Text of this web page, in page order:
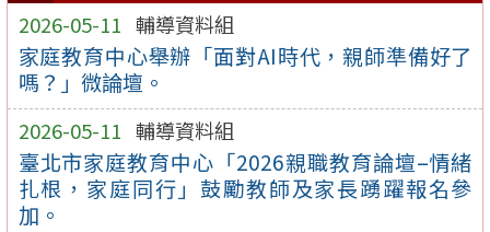
2026-05-11 輔導資料組
家庭教育中心舉辦「面對AI時代，親師準備好了
嗎？」微論壇。
2026-05-11 輔導資料組
臺北市家庭教育中心「2026親職教育論壇–情緒
扎根，家庭同行」鼓勵教師及家長踴躍報名參
加。